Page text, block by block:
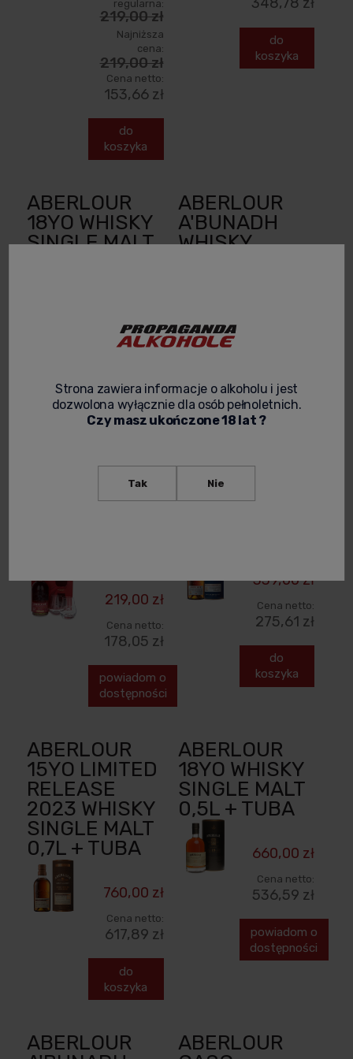
regularna:
219,00 zł
Najniższa
cena:
219,00 zł
Cena netto:
153,66 zł
do
koszyka
do
koszyka
ABERLOUR
18YO WHISKY
SINGLE MALT
Cena netto:
543,90 zł
do
koszyka
ABERLOUR
A'BUNADH
WHISKY
do
koszyka
ABERLOUR
12YO WHISKY
219,00 zł
Cena netto:
178,05 zł
powiadom o
dostępności
ABERLOUR
14YO WHISKY
339,00 zł
Cena netto:
275,61 zł
do
koszyka
ABERLOUR
15YO LIMITED
RELEASE
2023 WHISKY
SINGLE MALT
0,7L + TUBA
760,00 zł
Cena netto:
617,89 zł
do
koszyka
ABERLOUR
18YO WHISKY
SINGLE MALT
0,5L + TUBA
660,00 zł
Cena netto:
536,59 zł
powiadom o
dostępności
ABERLOUR
ABERLOUR
Strona zawiera informacje o alkoholu i jest
dozwolona wyłącznie dla osób pełnoletnich.
Czy masz ukończone 18 lat ?
Tak Nie